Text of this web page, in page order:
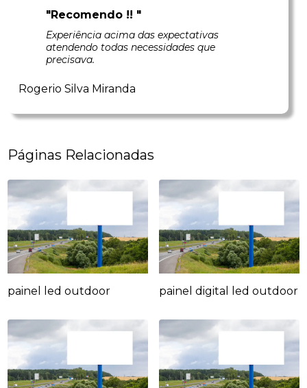
"Recomendo !! "
Experiência acima das expectativas
atendendo todas necessidades que
precisava.
Rogerio Silva Miranda
Páginas Relacionadas
painel led outdoor painel digital led outdoor